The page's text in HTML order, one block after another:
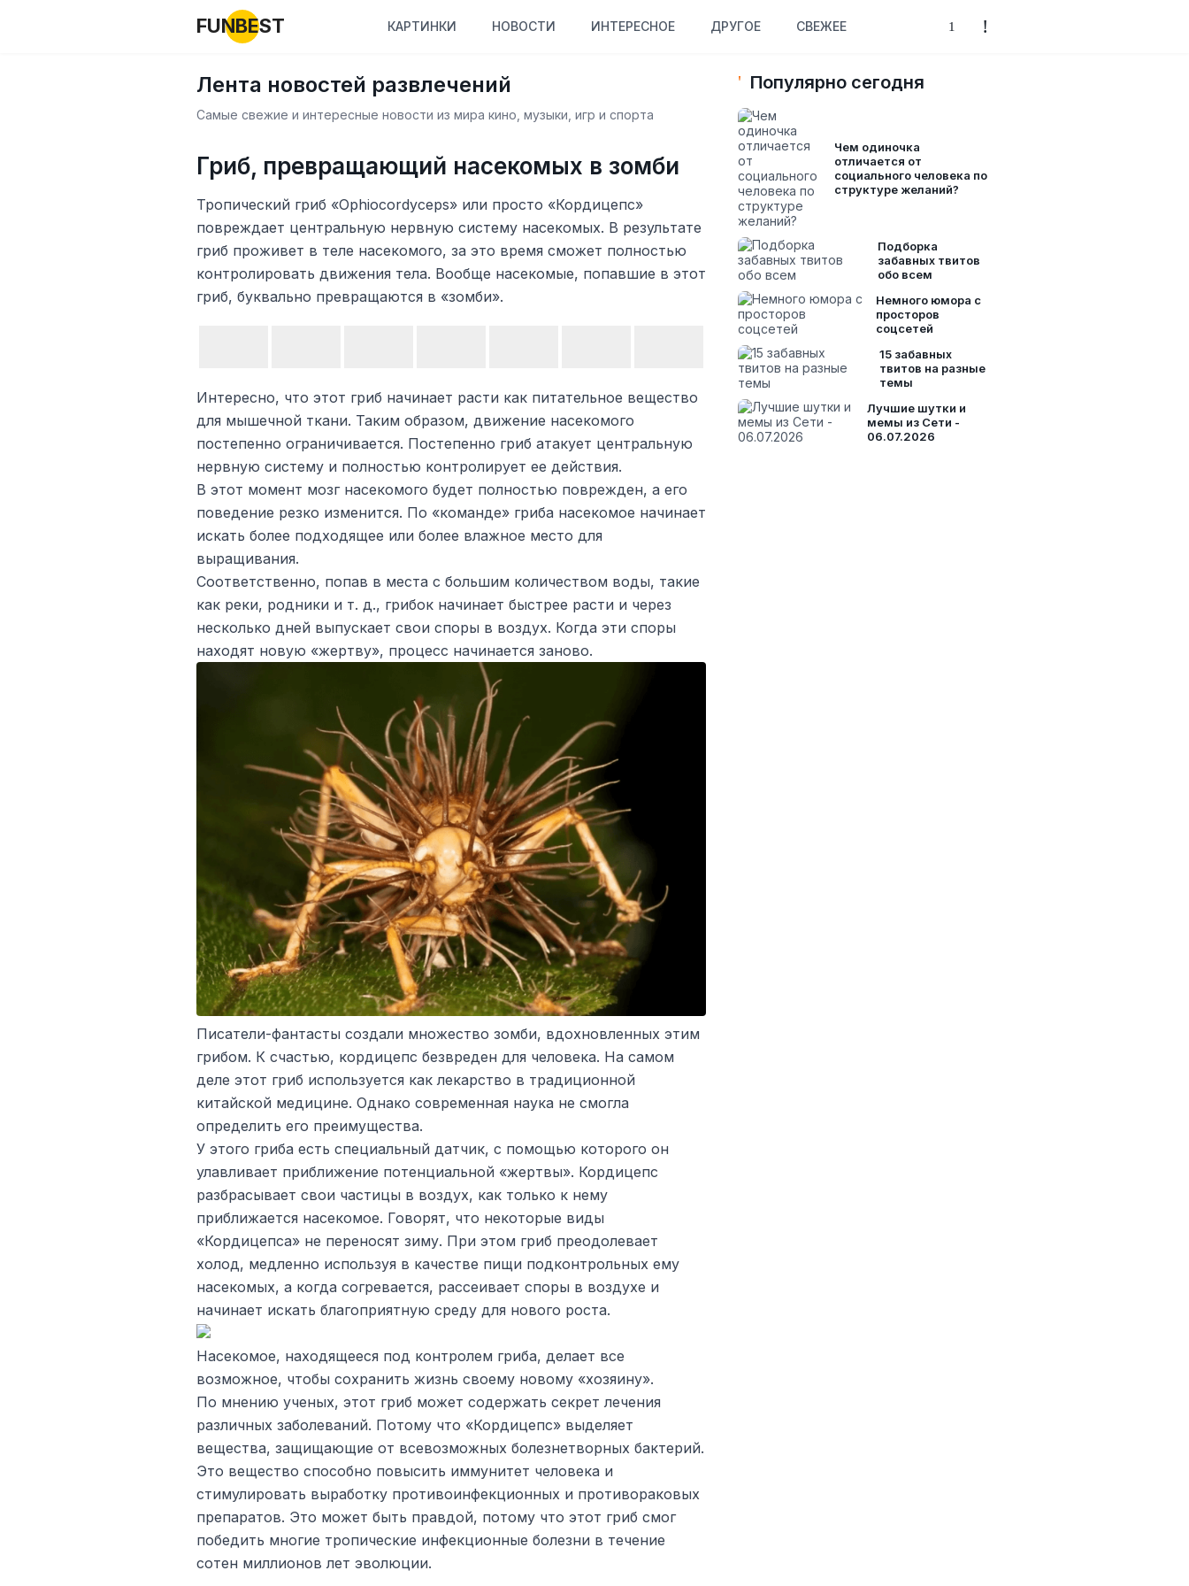
FUNBEST КАРТИНКИ НОВОСТИ ИНТЕРЕСНОЕ ДРУГОЕ СВЕЖЕЕ
Лента новостей развлечений
Самые свежие и интересные новости из мира кино, музыки, игр и спорта
Гриб, превращающий насекомых в зомби
Тропический гриб «Ophiocordyceps» или просто «Кордицепс»
повреждает центральную нервную систему насекомых. В результате
гриб проживет в теле насекомого, за это время сможет полностью
контролировать движения тела. Вообще насекомые, попавшие в этот
гриб, буквально превращаются в «зомби».
Интересно, что этот гриб начинает расти как питательное вещество
для мышечной ткани. Таким образом, движение насекомого
постепенно ограничивается. Постепенно гриб атакует центральную
нервную систему и полностью контролирует ее действия.
В этот момент мозг насекомого будет полностью поврежден, а его
поведение резко изменится. По «команде» гриба насекомое начинает
искать более подходящее или более влажное место для
выращивания.
Соответственно, попав в места с большим количеством воды, такие
как реки, родники и т. д., грибок начинает быстрее расти и через
несколько дней выпускает свои споры в воздух. Когда эти споры
находят новую «жертву», процесс начинается заново.
Писатели-фантасты создали множество зомби, вдохновленных этим
грибом. К счастью, кордицепс безвреден для человека. На самом
деле этот гриб используется как лекарство в традиционной
китайской медицине. Однако современная наука не смогла
определить его преимущества.
У этого гриба есть специальный датчик, с помощью которого он
улавливает приближение потенциальной «жертвы». Кордицепс
разбрасывает свои частицы в воздух, как только к нему
приближается насекомое. Говорят, что некоторые виды
«Кордицепса» не переносят зиму. При этом гриб преодолевает
холод, медленно используя в качестве пищи подконтрольных ему
насекомых, а когда согревается, рассеивает споры в воздухе и
начинает искать благоприятную среду для нового роста.
Насекомое, находящееся под контролем гриба, делает все
возможное, чтобы сохранить жизнь своему новому «хозяину».
По мнению ученых, этот гриб может содержать секрет лечения
различных заболеваний. Потому что «Кордицепс» выделяет
вещества, защищающие от всевозможных болезнетворных бактерий.
Это вещество способно повысить иммунитет человека и
стимулировать выработку противоинфекционных и противораковых
препаратов. Это может быть правдой, потому что этот гриб смог
победить многие тропические инфекционные болезни в течение
сотен миллионов лет эволюции.
Популярно сегодня
Чем одиночка
отличается от
социального человека по
структуре желаний?
Подборка
забавных твитов
обо всем
Немного юмора с
просторов
соцсетей
15 забавных
твитов на разные
темы
Лучшие шутки и
мемы из Сети -
06.07.2026